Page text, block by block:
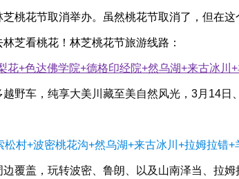
芝桃花节取消举办。虽然桃花节取消了，但在
芝看桃花！ 林芝桃花节旅游线路：
花+色达佛学院+德格印经院+然乌湖+来古冰川
越野车，纯享大美川藏至美自然风光，3月14日
村+波密桃花沟+然乌湖+来古冰川+拉姆拉错
边覆盖，玩转波密、鲁朗、以及山南泽当、拉